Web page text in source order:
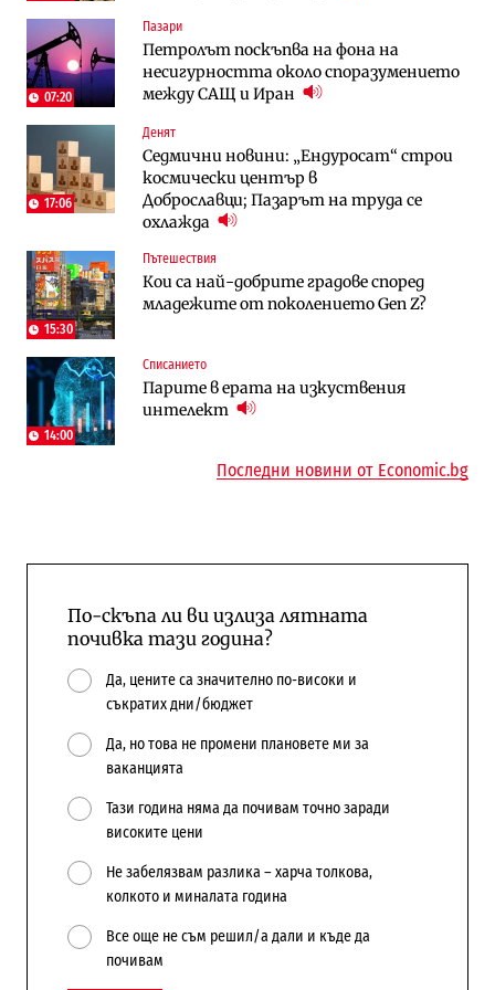
07:20
Пазари
Петролът поскъпва на фона на
несигурността около споразумението
между САЩ и Иран
17:06
Денят
Седмични новини: „Ендуросат“ строи
космически център в
Доброславци; Пазарът на труда се
охлажда
15:30
Пътешествия
Кои са най-добрите градове според
младежите от поколението Gen Z?
14:00
Списанието
Парите в ерата на изкуствения
интелект
Компании
„Ендуросат“ ще строи огромен
космически и отбранителен център в
Доброславци
Енергетика
Държавният ТЕЦ „Марица изток 2“
работи с 5 блока
Трафикът толкова е намалял, че големи
медии обмислят да се откажат
напълно от Google
Пазарът на труда продължава да се
охлажда, а три сектора го дърпат
надолу
Енергетика
Държавният ТЕЦ „Марица изток 2“
работи с 5 блока
Компании
„Ендуросат“ ще строи огромен
космически и отбранителен център в
Доброславци
Кабинетът иска да отпадне забраната
за износ на дизел и керосин
Интервю | Истинската иновация идва
от решаването на реални проблеми на
потребителите
Последни новини от Economic.bg
По-скъпа ли ви излиза лятната
почивка тази година?
Да, цените са значително по-високи и
съкратих дни/бюджет
Да, но това не промени плановете ми за
ваканцията
Тази година няма да почивам точно заради
високите цени
Не забелязвам разлика – харча толкова,
колкото и миналата година
Все още не съм решил/а дали и къде да
почивам